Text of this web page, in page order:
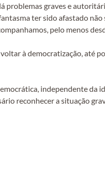
problemas graves e
ter sido afastado
pelo menos
à democratização, até
independente da
reconhecer a situação